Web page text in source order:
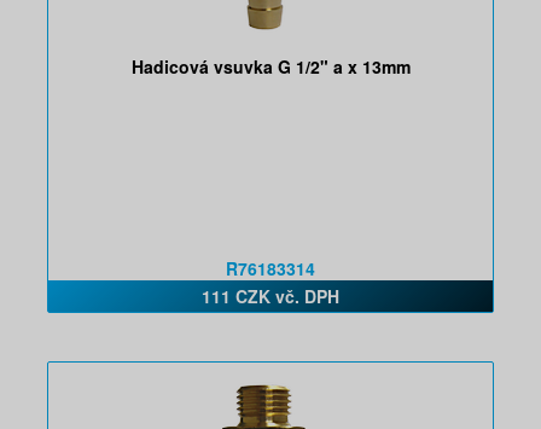
Hadicová vsuvka G 1/2" a x 13mm
R76183314
111 CZK vč. DPH